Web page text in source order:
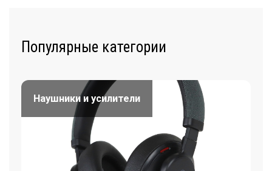
Популярные категории
Наушники и усилители